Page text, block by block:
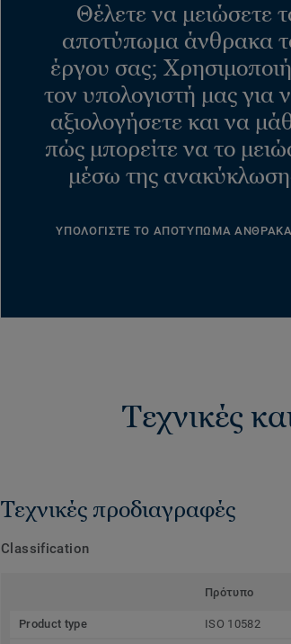
Θέλετε να μειώσετε
αποτύπωμα άνθρακα
έργου σας;
τον υπολογιστή μας για
αξιολογήσετε και να
πώς μπορείτε να το
μέσω της
ΥΠΟΛΟΓΙΣΤΕ ΤΟ ΑΠΟΤΥΠΩΜΑ ΑΝΘΡΑΚΑ
Τεχνικές
Τεχνικές προδιαγραφές
Classification
Πρότυπο
Product type ISO 10582